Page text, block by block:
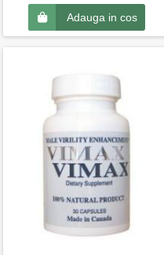
Adauga in cos